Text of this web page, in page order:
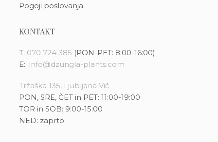
Pogoji poslovanja
KONTAKT
T: 070 724 385 (PON-PET: 8:00-16:00)
E: info@dzungla-plants.com
Tržaška 135, Ljubljana Vič
PON, SRE, ČET in PET: 11:00-19:00
TOR in SOB: 9:00-15:00
NED: zaprto